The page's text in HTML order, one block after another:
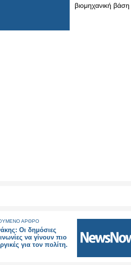
βιομηχανική βάση
ΑΡΘΡΟ
Οι δημόσιες
να γίνουν πιο
για τον πολίτη.